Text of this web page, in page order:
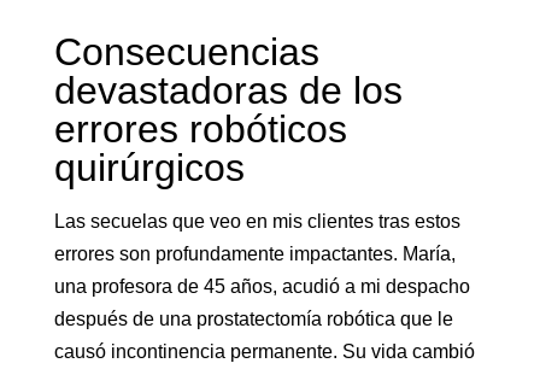
Consecuencias
devastadoras de los
errores robóticos
quirúrgicos
Las secuelas que veo en mis clientes tras estos
errores son profundamente impactantes. María,
una profesora de 45 años, acudió a mi despacho
después de una prostatectomía robótica que le
causó incontinencia permanente. Su vida cambió